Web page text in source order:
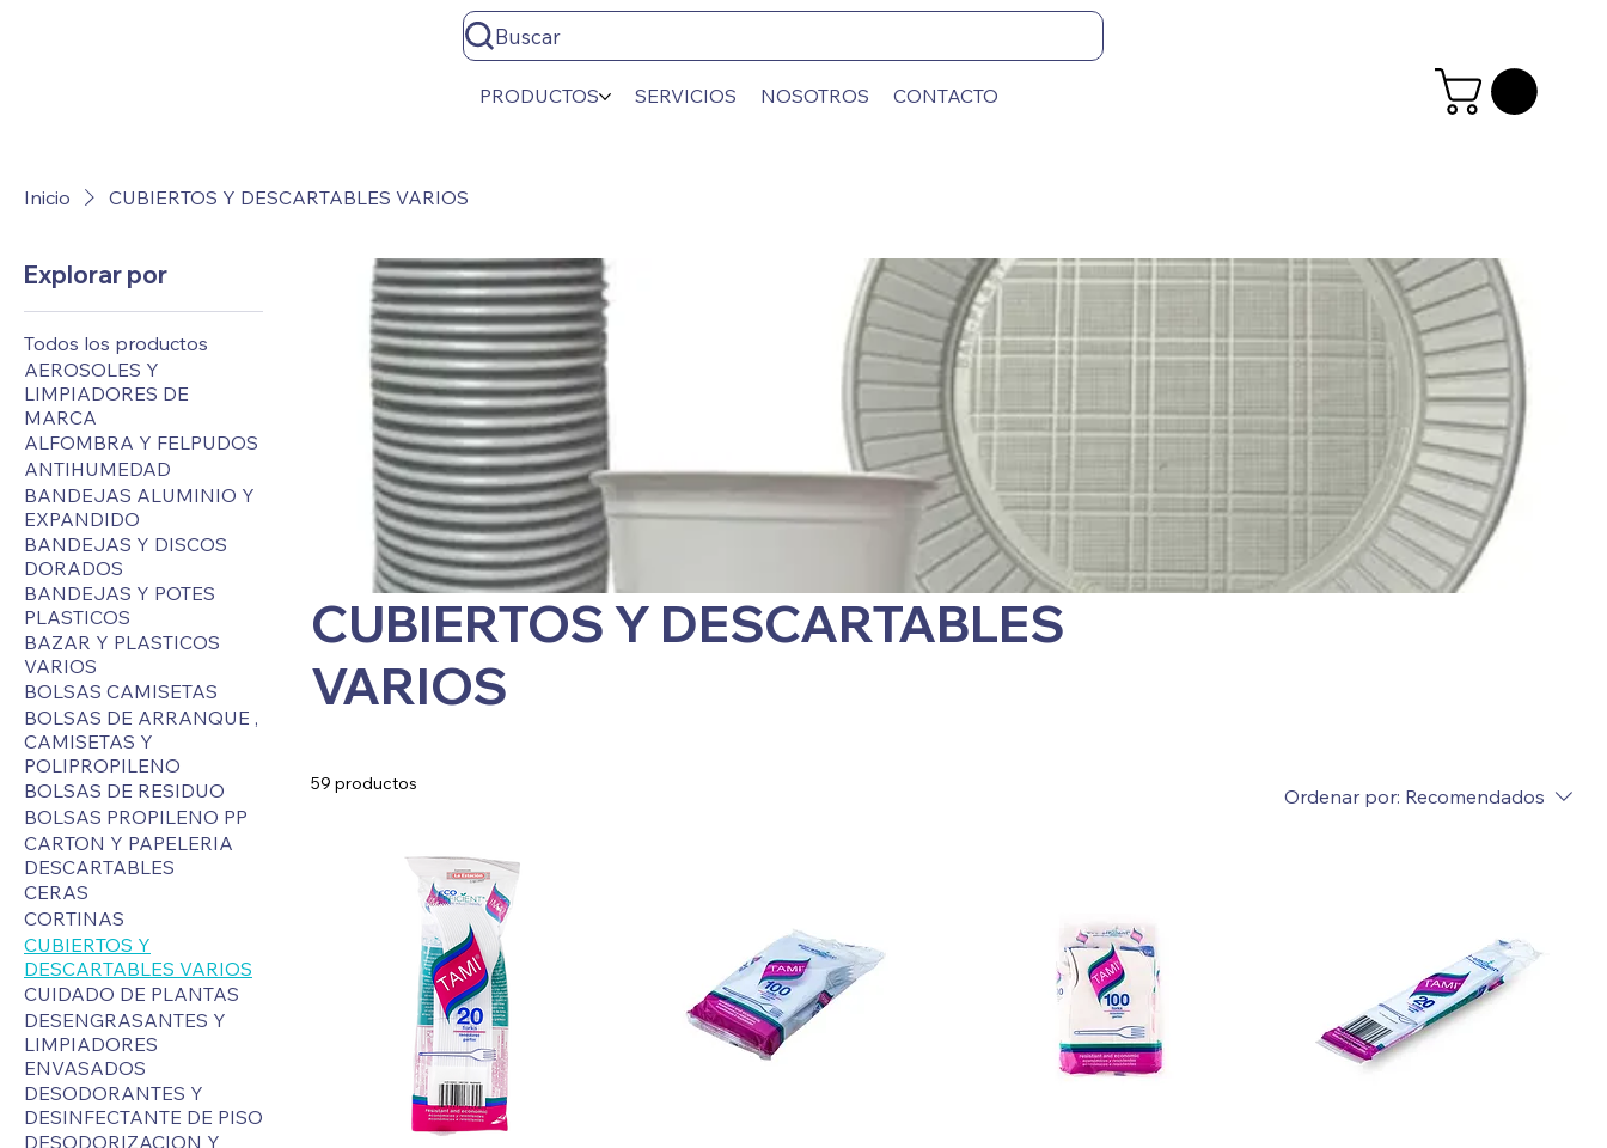
Buscar
PRODUCTOS SERVICIOS NOSOTROS CONTACTO
Inicio CUBIERTOS Y DESCARTABLES VARIOS
Explorar por
Todos los productos
AEROSOLES Y
LIMPIADORES DE
MARCA
ALFOMBRA Y FELPUDOS
ANTIHUMEDAD
BANDEJAS ALUMINIO Y
EXPANDIDO
BANDEJAS Y DISCOS
DORADOS
BANDEJAS Y POTES
PLASTICOS
BAZAR Y PLASTICOS
VARIOS
BOLSAS CAMISETAS
BOLSAS DE ARRANQUE ,
CAMISETAS Y
POLIPROPILENO
BOLSAS DE RESIDUO
BOLSAS PROPILENO PP
CARTON Y PAPELERIA
DESCARTABLES
CERAS
CORTINAS
CUBIERTOS Y
DESCARTABLES VARIOS
CUIDADO DE PLANTAS
DESENGRASANTES Y
LIMPIADORES
ENVASADOS
DESODORANTES Y
DESINFECTANTE DE PISO
DESODORIZACION Y
CUBIERTOS Y DESCARTABLES
VARIOS
59 productos
Ordenar por: Recomendados